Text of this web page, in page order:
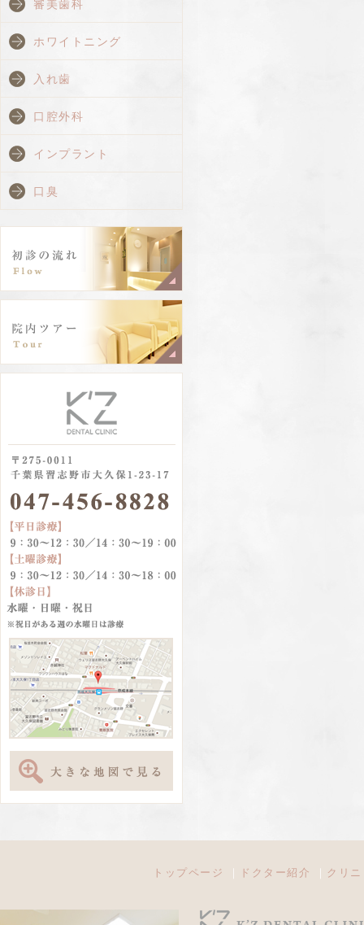
審美歯科
ホワイトニング
入れ歯
口腔外科
インプラント
口臭
トップページ ドクター紹介 クリ